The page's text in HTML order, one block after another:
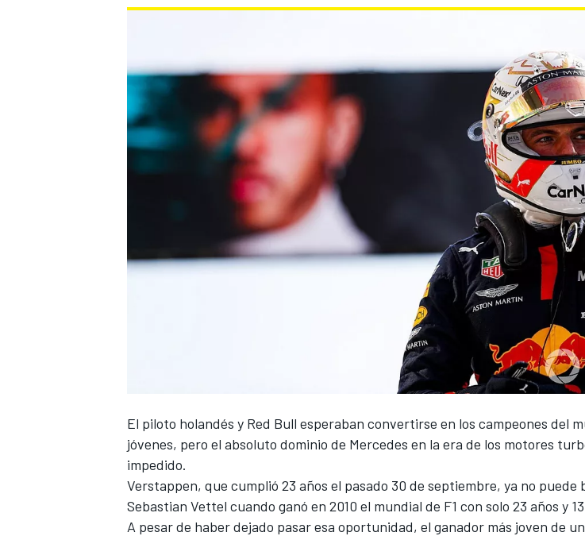
WEC
El piloto holandés y Red Bull esperaban convertirse en los campeones del
jóvenes, pero el absoluto dominio de Mercedes en la era de los motores
impedido.
Verstappen, que cumplió 23 años el pasado 30 de septiembre, ya no
Sebastian Vettel cuando ganó en 2010 el mundial de F1 con solo 23 años y
A pesar de haber dejado pasar esa oportunidad, el ganador más joven de